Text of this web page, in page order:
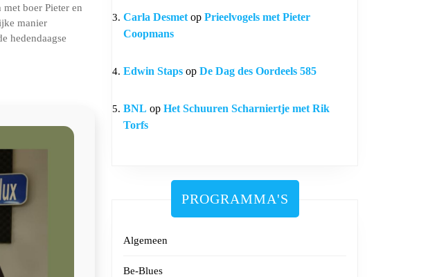
boer Pieter en
manier
hedendaagse
Carla Desmet op Prieelvogels met Pieter
Coopmans
Edwin Staps op De Dag des Oordeels 585
BNL op Het Schuuren Scharniertje met Rik
Torfs
PROGRAMMA'S
Algemeen
Be-Blues